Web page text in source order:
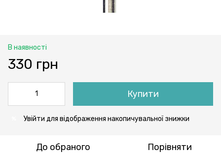
В наявності
330 грн
Купити
Увійти для відображення накопичувальної знижки
До обраного Порівняти